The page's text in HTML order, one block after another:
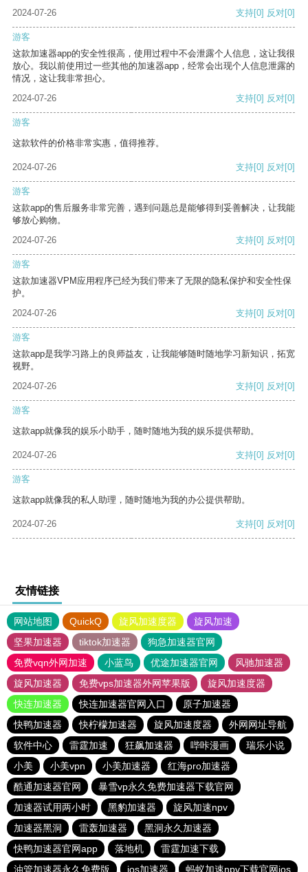
2024-07-26 支持[0] 反对[0]
游客
这款加速器app的安全性很高，使用过程中不会泄露个人信息，这让我很
放心。我以前使用过一些其他的加速器app，经常会出现个人信息泄露的
情况，这让我非常担心。
2024-07-26
支持[0] 反对[0]
游客
这款软件的价格非常实惠，值得推荐。
2024-07-26 支持[0] 反对[0]
游客
这款app的售后服务非常完善，遇到问题总是能够得到妥善解决，让我能
够放心购物。
2024-07-26
支持[0] 反对[0]
游客
这款加速器VPM应用程序已经为我们带来了无限的隐私保护和安全性保
护。
2024-07-26
支持[0] 反对[0]
游客
这款app是我学习路上的良师益友，让我能够随时随地学习新知识，拓宽
视野。
2024-07-26
支持[0] 反对[0]
游客
这款app就像我的娱乐小助手，随时随地为我的娱乐提供帮助。
2024-07-26 支持[0] 反对[0]
游客
这款app就像我的私人助理，随时随地为我的办公提供帮助。
2024-07-26 支持[0] 反对[0]
友情链接
网站地图 QuickQ 旋风加速度器
旋风加速
坚果加速器
tiktok加速器
狗急加速器官网
免费vqn外网加速
小蓝鸟 优途加速器官网
风驰加速器
旋风加速器
免费vps加速器外网苹果版
旋风加速度器
快连加速器
快连加速器官网入口
原子加速器
快鸭加速器
快柠檬加速器 旋风加速度器
外网网址导航
软件中心
雷霆加速 狂飙加速器 哔咔漫画
瑞乐小说
小美
小美vpn 小美加速器
红海pro加速器
酷通加速器官网
暴雪vp永久免费加速器下载官网
加速器试用两小时
黑豹加速器
旋风加速npv
加速器黑洞
雷轰加速器
黑洞永久加速器
快鸭加速器官网app
落地机
雷霆加速下载
油管加速器永久免费版
ios加速器 蚂蚁加速npv下载官网ios